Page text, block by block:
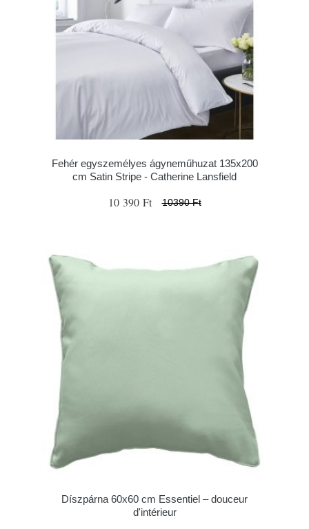
Fehér egyszemélyes ágyneműhuzat 135x200
cm Satin Stripe - Catherine Lansfield
10 390 Ft 10390 Ft
Díszpárna 60x60 cm Essentiel – douceur
d'intérieur